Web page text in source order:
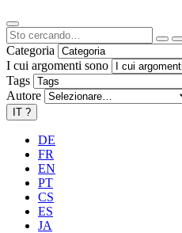
Categoria
I cui argomenti sono
Tags
Autore
IT ?
DE
FR
EN
PT
CS
ES
JA